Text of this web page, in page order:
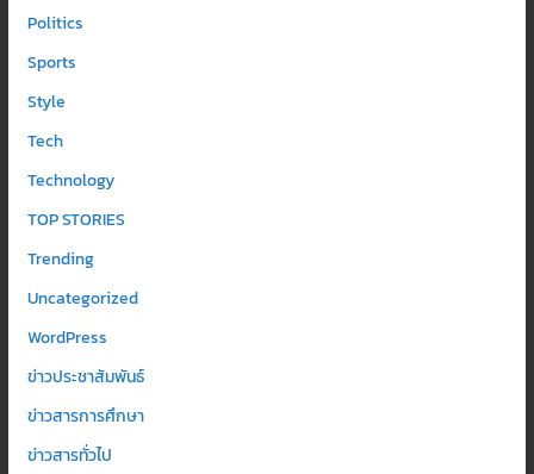
Politics
Sports
Style
Tech
Technology
TOP STORIES
Trending
Uncategorized
WordPress
ข่าวประชาสัมพันธ์
ข่าวสารการศึกษา
ข่าวสารทั่วไป